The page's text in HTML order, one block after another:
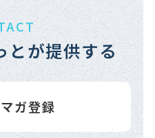
とが提供する
ガ登録